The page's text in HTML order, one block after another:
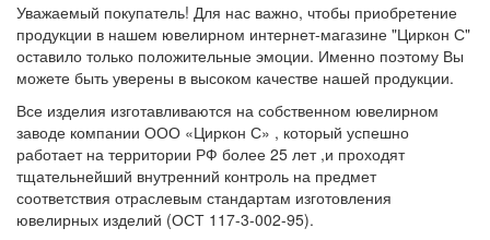
Уважаемый покупатель! Для нас важно, чтобы приобретение
продукции в нашем ювелирном интернет-магазине "Циркон С"
оставило только положительные эмоции. Именно поэтому Вы
можете быть уверены в высоком качестве нашей продукции.
Все изделия изготавливаются на собственном ювелирном
заводе компании ООО «Циркон С» , который успешно
работает на территории РФ более 25 лет ,и проходят
тщательнейший внутренний контроль на предмет
соответствия отраслевым стандартам изготовления
ювелирных изделий (ОСТ 117-3-002-95).